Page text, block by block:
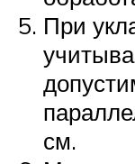
При
см.